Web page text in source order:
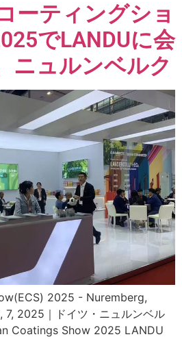
ーティングショ
でLANDUに会
ニュルンベルク
2025 - Nuremberg,
2025｜ドイツ・ニュルンベル
Coatings Show 2025 LANDU